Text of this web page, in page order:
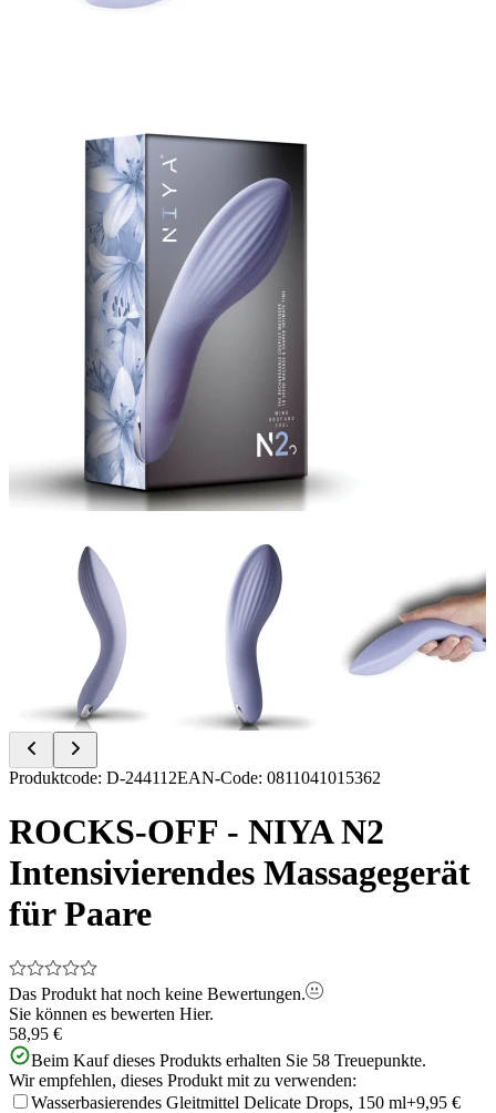
Item
of
Produktcode: D-244112EAN-Code: 0811041015362
ROCKS-OFF - NIYA N2
Intensivierendes Massagegerät
für Paare
Das Produkt hat noch keine Bewertungen.
Sie können es bewerten Hier.
58,95 €
Beim Kauf dieses Produkts erhalten Sie 58 Treuepunkte.
Wir empfehlen, dieses Produkt mit zu verwenden:
Wasserbasierendes Gleitmittel Delicate Drops, 150 ml+9,95 €